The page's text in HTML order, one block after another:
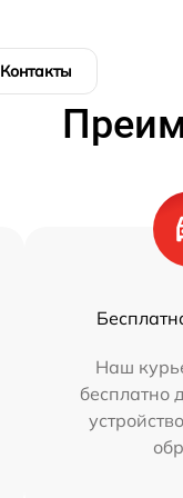
Контакты
Наш
бесплатно